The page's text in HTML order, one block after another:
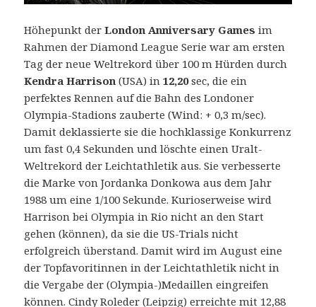
Höhepunkt derLondon Anniversary Games im
Rahmen der Diamond League Serie war am ersten
Tag der neue Weltrekord über 100 m Hürden durch
Kendra Harrison (USA) in 12,20sec, die ein
perfektes Rennen auf die Bahn des Londoner
Olympia-Stadions zauberte (Wind: + 0,3 m/sec).
Damit deklassierte sie die hochklassige Konkurrenz
um fast 0,4 Sekunden und löschte einen Uralt-
Weltrekord der Leichtathletik aus. Sie verbesserte
die Marke von Jordanka Donkowa aus dem Jahr
1988 um eine 1/100 Sekunde. Kurioserweise wird
Harrison bei Olympia in Rio nicht an den Start
gehen (können), da sie die US-Trials nicht
erfolgreich überstand. Damit wird im August eine
der Topfavoritinnen in der Leichtathletik nicht in
die Vergabe der (Olympia-)Medaillen eingreifen
können. Cindy Roleder (Leipzig) erreichte mit 12,88